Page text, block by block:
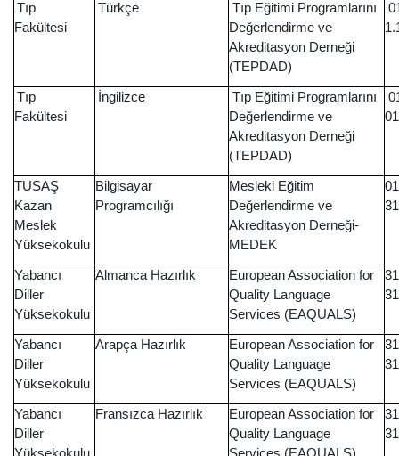
Tıp
Fakültesi
Türkçe
Tıp Eğitimi Programlarını
Değerlendirme ve
Akreditasyon Derneği
(TEPDAD)
Tıp
Fakültesi
İngilizce
Tıp Eğitimi Programlarını
Değerlendirme ve
Akreditasyon Derneği
(TEPDAD)
TUSAŞ
Kazan
Meslek
Yüksekokulu
Bilgisayar
Programcılığı
Mesleki Eğitim
Değerlendirme ve
Akreditasyon Derneği-
MEDEK
Yabancı
Diller
Yüksekokulu
Almanca Hazırlık
European Association for
Quality Language
Services (EAQUALS)
Yabancı
Diller
Yüksekokulu
Arapça Hazırlık
European Association for
Quality Language
Services (EAQUALS)
Yabancı
Diller
Fransızca Hazırlık
European Association for
Quality Language